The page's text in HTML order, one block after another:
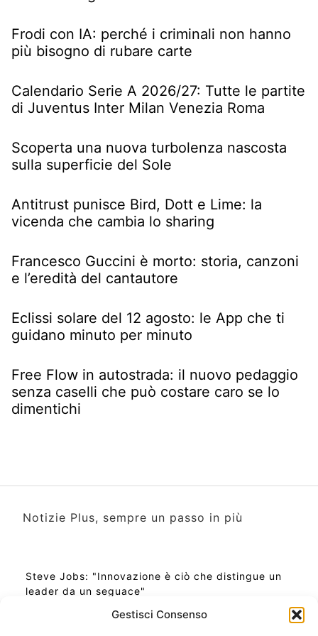
Gestisci Consenso
Frodi con IA: perché i criminali non hanno
più bisogno di rubare carte
Calendario Serie A 2026/27: Tutte le partite
di Juventus Inter Milan Venezia Roma
Scoperta una nuova turbolenza nascosta
sulla superficie del Sole
Antitrust punisce Bird, Dott e Lime: la
vicenda che cambia lo sharing
Francesco Guccini è morto: storia, canzoni
e l’eredità del cantautore
Eclissi solare del 12 agosto: le App che ti
guidano minuto per minuto
Free Flow in autostrada: il nuovo pedaggio
senza caselli che può costare caro se lo
dimentichi
Notizie Plus, sempre un passo in più
Steve Jobs: "Innovazione è ciò che distingue un
leader da un seguace"